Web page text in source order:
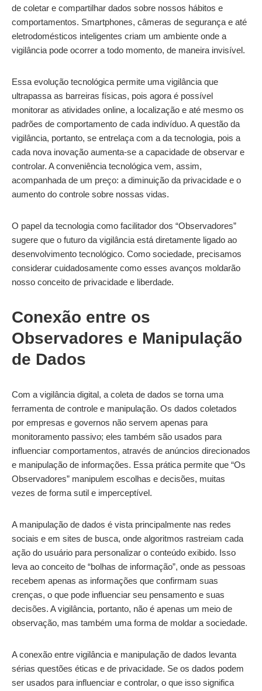
de coletar e compartilhar dados sobre nossos hábitos e
comportamentos. Smartphones, câmeras de segurança e até
eletrodomésticos inteligentes criam um ambiente onde a
vigilância pode ocorrer a todo momento, de maneira invisível.
Essa evolução tecnológica permite uma vigilância que
ultrapassa as barreiras físicas, pois agora é possível
monitorar as atividades online, a localização e até mesmo os
padrões de comportamento de cada indivíduo. A questão da
vigilância, portanto, se entrelaça com a da tecnologia, pois a
cada nova inovação aumenta-se a capacidade de observar e
controlar. A conveniência tecnológica vem, assim,
acompanhada de um preço: a diminuição da privacidade e o
aumento do controle sobre nossas vidas.
O papel da tecnologia como facilitador dos “Observadores”
sugere que o futuro da vigilância está diretamente ligado ao
desenvolvimento tecnológico. Como sociedade, precisamos
considerar cuidadosamente como esses avanços moldarão
nosso conceito de privacidade e liberdade.
Conexão entre os
Observadores e Manipulação
de Dados
Com a vigilância digital, a coleta de dados se torna uma
ferramenta de controle e manipulação. Os dados coletados
por empresas e governos não servem apenas para
monitoramento passivo; eles também são usados para
influenciar comportamentos, através de anúncios direcionados
e manipulação de informações. Essa prática permite que “Os
Observadores” manipulem escolhas e decisões, muitas
vezes de forma sutil e imperceptível.
A manipulação de dados é vista principalmente nas redes
sociais e em sites de busca, onde algoritmos rastreiam cada
ação do usuário para personalizar o conteúdo exibido. Isso
leva ao conceito de “bolhas de informação”, onde as pessoas
recebem apenas as informações que confirmam suas
crenças, o que pode influenciar seu pensamento e suas
decisões. A vigilância, portanto, não é apenas um meio de
observação, mas também uma forma de moldar a sociedade.
A conexão entre vigilância e manipulação de dados levanta
sérias questões éticas e de privacidade. Se os dados podem
ser usados para influenciar e controlar, o que isso significa